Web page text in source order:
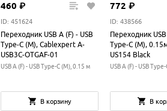
460 ₽
ID: 451624
Переходник USB A (F) - USB
Type-C (M), Сablexpert A-
USB3C-OTGAF-01
USB A (F) - USB Type-C (M), 0.15 м
В корзину
772 ₽
ID: 438566
Переходник USB
Type-C (M),
US154 Black
USB A (F) - USB
В